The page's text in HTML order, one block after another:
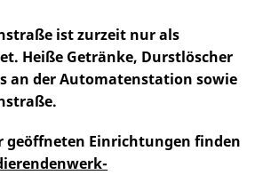
ist zurzeit nur als
Heiße Getränke, Durstlöscher
an der Automatenstation sowie
geöffneten Einrichtungen finden